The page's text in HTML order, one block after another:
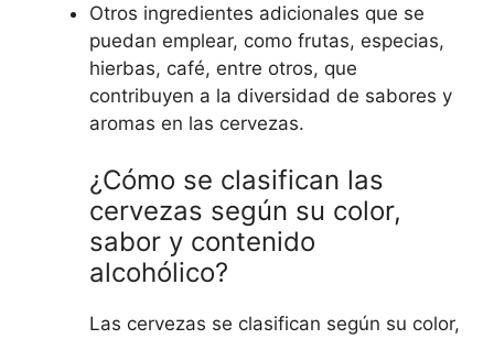
Otros ingredientes adicionales que se
puedan emplear, como frutas, especias,
hierbas, café, entre otros, que
contribuyen a la diversidad de sabores y
aromas en las cervezas.
¿Cómo se clasifican las
cervezas según su color,
sabor y contenido
alcohólico?
Las cervezas se clasifican según su color,